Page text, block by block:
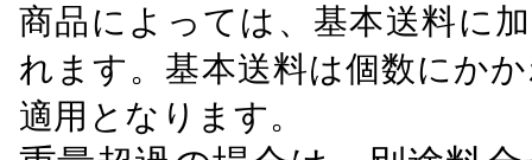
商品によっては、基本送料に
れます。基本送料は個数にか
適用となります。